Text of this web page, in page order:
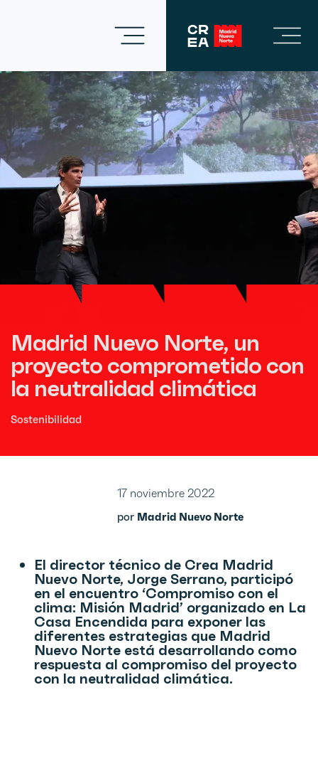
Madrid Nuevo Norte, un
proyecto comprometido con
la neutralidad climática
Sostenibilidad
El director técnico de Crea Madrid
Nuevo Norte, Jorge Serrano, participó
en el encuentro ‘Compromiso con el
clima: Misión Madrid’ organizado en La
Casa Encendida para exponer las
diferentes estrategias que Madrid
Nuevo Norte está desarrollando como
respuesta al compromiso del proyecto
con la neutralidad climática.
17 noviembre 2022
por Madrid Nuevo Norte